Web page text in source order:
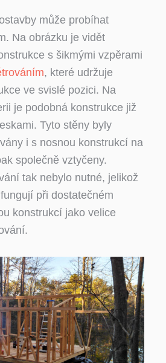
může probíhat
Na obrázku je vidět
s šikmými vzpěrami
, které udržuje
ve svislé pozici. Na
je podobná konstrukce již
Tyto stěny byly
i s nosnou konstrukcí na
společně vztyčeny.
tak nebylo nutné, jelikož
při dostatečném
konstrukcí jako velice